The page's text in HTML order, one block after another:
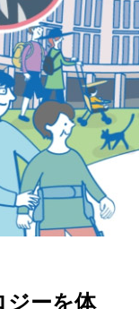
ジーを体